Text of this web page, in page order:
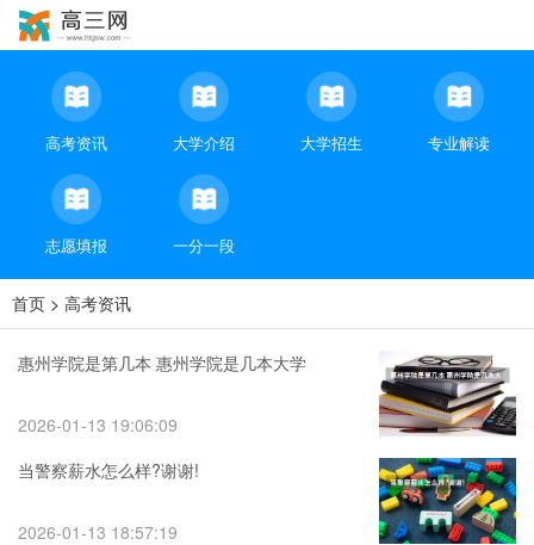
高考资讯 大学介绍 大学招生 专业解读
志愿填报 一分一段
首页 > 高考资讯
惠州学院是第几本 惠州学院是几本大学
2026-01-13 19:06:09
当警察薪水怎么样?谢谢!
2026-01-13 18:57:19